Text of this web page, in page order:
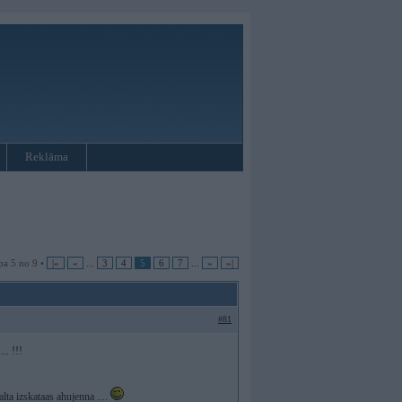
Reklāma
5 no 9 • |« « 3 4 5 6 7 » »|
#81
!!!
izskataas ahujenna ....